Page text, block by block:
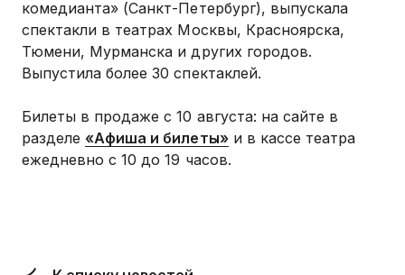
комедианта» (Санкт-Петербург), выпускала
спектакли в театрах Москвы, Красноярска,
Тюмени, Мурманска и других городов.
Выпустила более 30 спектаклей.
Билеты в продаже с 10 августа: на сайте в
разделе «Афиша и билеты»и в кассе театра
ежедневно с 10 до 19 часов.